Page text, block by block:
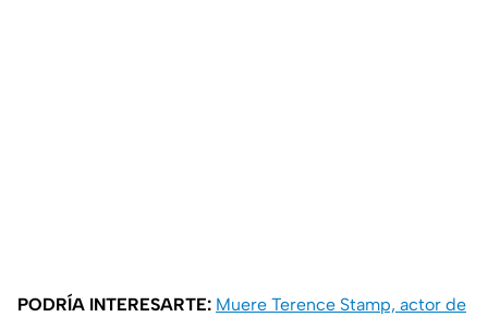
PODRÍA INTERESARTE: Muere Terence Stamp, actor de